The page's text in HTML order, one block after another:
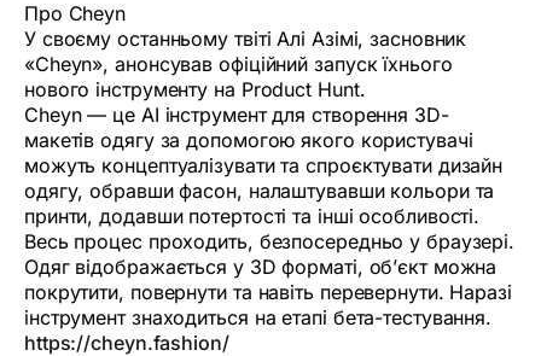
Про Cheyn
У своєму останньому твіті Алі Азімі, засновник
«Cheyn», анонсував офіційний запуск їхнього
нового інструменту на Product Hunt.
Cheyn — це AI інструмент для створення 3D-
макетів одягу за допомогою якого користувачі
можуть концептуалізувати та спроєктувати дизайн
одягу, обравши фасон, налаштувавши кольори та
принти, додавши потертості та інші особливості.
Весь процес проходить, безпосередньо у браузері.
Одяг відображається у 3D форматі, об’єкт можна
покрутити, повернути та навіть перевернути. Наразі
інструмент знаходиться на етапі бета-тестування.
https://cheyn.fashion/